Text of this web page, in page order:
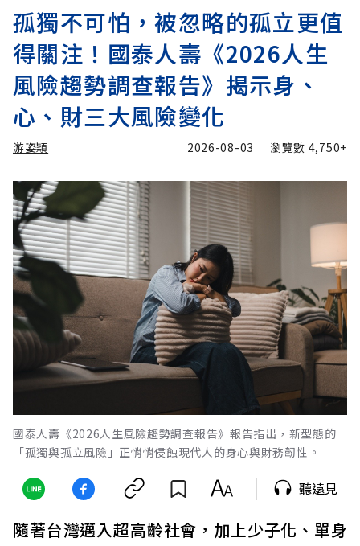
孤獨不可怕，被忽略的孤立更值
得關注！國泰人壽《2026人生
風險趨勢調查報告》揭示身、
心、財三大風險變化
游姿穎 2026-08-03 瀏覽數 4,750+
國泰人壽《2026人生風險趨勢調查報告》報告指出，新型態的
「孤獨與孤立風險」正悄悄侵蝕現代人的身心與財務韌性。
聽遠見
隨著台灣邁入超高齡社會，加上少子化、單身